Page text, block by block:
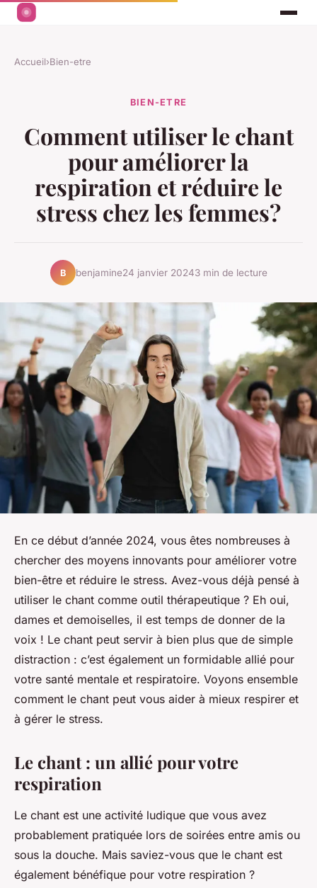
Accueil›Bien-etre
BIEN-ETRE
Comment utiliser le chant
pour améliorer la
respiration et réduire le
stress chez les femmes?
B benjamine24 janvier 20243 min de lecture
En ce début d’année 2024, vous êtes nombreuses à
chercher des moyens innovants pour améliorer votre
bien-être et réduire le stress. Avez-vous déjà pensé à
utiliser le chant comme outil thérapeutique ? Eh oui,
dames et demoiselles, il est temps de donner de la
voix ! Le chant peut servir à bien plus que de simple
distraction : c’est également un formidable allié pour
votre santé mentale et respiratoire. Voyons ensemble
comment le chant peut vous aider à mieux respirer et
à gérer le stress.
Le chant : un allié pour votre
respiration
Le chant est une activité ludique que vous avez
probablement pratiquée lors de soirées entre amis ou
sous la douche. Mais saviez-vous que le chant est
également bénéfique pour votre respiration ?